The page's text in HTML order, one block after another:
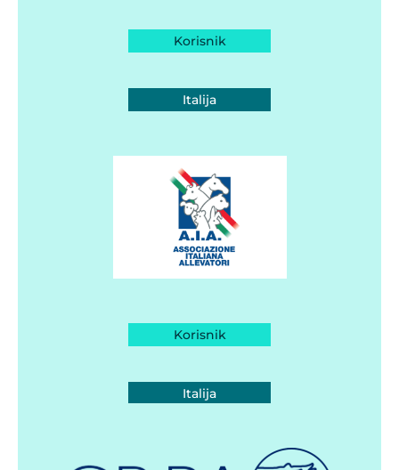
Korisnik
Italija
Korisnik
Italija